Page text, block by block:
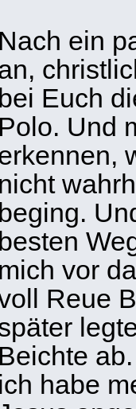
Nach ein
bei Euch
Polo. Und
nicht
beging.
besten
mich vor
Reue
Beichte
ich habe